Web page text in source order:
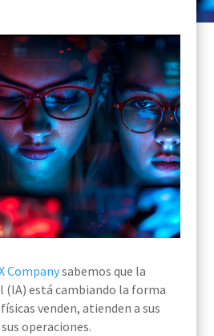
Companysabemos que la
está cambiando la forma
venden, atienden a sus
operaciones.